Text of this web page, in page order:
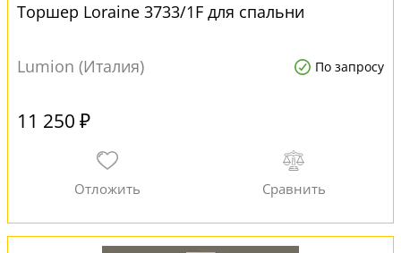
Торшер Loraine 3733/1F для спальни
Lumion (Италия) По запросу
11 250 ₽